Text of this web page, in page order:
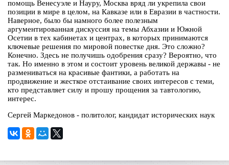
помощь Венесуэле и Науру, Москва вряд ли укрепила свои
позиции в мире в целом, на Кавказе или в Евразии в частности.
Наверное, было бы намного более полезным
аргументированная дискуссия на темы Абхазии и Южной
Осетии в тех кабинетах и центрах, в которых принимаются
ключевые решения по мировой повестке дня. Это сложно?
Конечно. Здесь не получишь одобрения сразу? Вероятно, что
так. Но именно в этом и состоит уровень великой державы - не
размениваться на красивые фантики, а работать на
продвижение и жесткое отстаивание своих интересов с теми,
кто представляет силу и прошу прощения за тавтологию,
интерес.
Сергей Маркедонов - политолог, кандидат исторических наук